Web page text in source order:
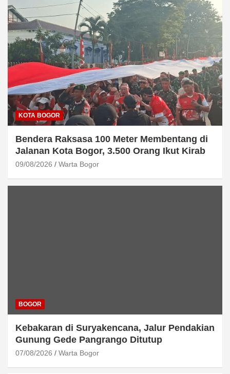
KOTA BOGOR
Bendera Raksasa 100 Meter Membentang di
Jalanan Kota Bogor, 3.500 Orang Ikut Kirab
09/08/2026 Warta Bogor
BOGOR
Kebakaran di Suryakencana, Jalur Pendakian
Gunung Gede Pangrango Ditutup
07/08/2026 Warta Bogor